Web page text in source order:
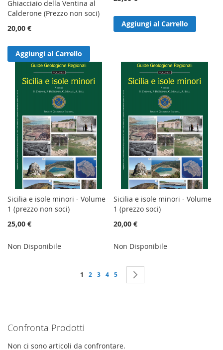
Ghiacciaio della Ventina al
Calderone (Prezzo non soci)
20,00 €
Aggiungi al Carrello
Aggiungi al Carrello
Sicilia e isole minori - Volume
1 (prezzo non soci)
25,00 €
Non Disponibile
Sicilia e isole minori - Volume
1 (prezzo soci)
20,00 €
Non Disponibile
Pagina
Attualmente stai leggendo la pagina
1 Pagina
2 Pagina
3 Pagina
4 Pagina
5
Confronta Prodotti
Non ci sono articoli da confrontare.